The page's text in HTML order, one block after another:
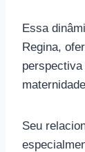
Essa
Regina,
Seu